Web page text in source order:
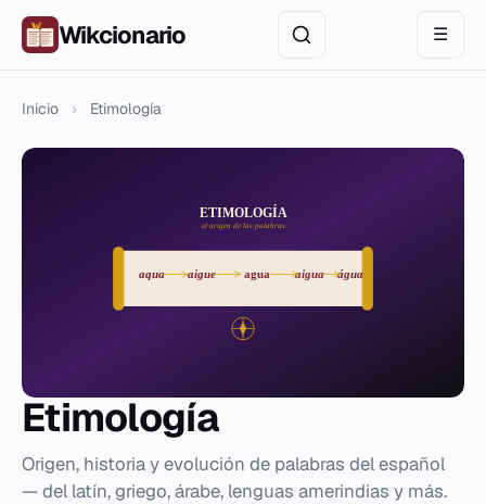
Wikcionario ☰
Inicio › Etimología
Etimología
Origen, historia y evolución de palabras del español
— del latín, griego, árabe, lenguas amerindias y más.